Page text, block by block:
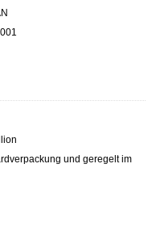
und geregelt im